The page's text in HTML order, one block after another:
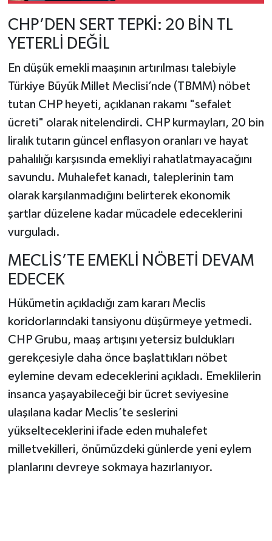
CHP’DEN SERT TEPKİ: 20 BİN TL
YETERLİ DEĞİL
En düşük emekli maaşının artırılması talebiyle
Türkiye Büyük Millet Meclisi’nde (TBMM) nöbet
tutan CHP heyeti, açıklanan rakamı "sefalet
ücreti" olarak nitelendirdi. CHP kurmayları, 20 bin
liralık tutarın güncel enflasyon oranları ve hayat
pahalılığı karşısında emekliyi rahatlatmayacağını
savundu. Muhalefet kanadı, taleplerinin tam
olarak karşılanmadığını belirterek ekonomik
şartlar düzelene kadar mücadele edeceklerini
vurguladı.
MECLİS’TE EMEKLİ NÖBETİ DEVAM
EDECEK
Hükümetin açıkladığı zam kararı Meclis
koridorlarındaki tansiyonu düşürmeye yetmedi.
CHP Grubu, maaş artışını yetersiz buldukları
gerekçesiyle daha önce başlattıkları nöbet
eylemine devam edeceklerini açıkladı. Emeklilerin
insanca yaşayabileceği bir ücret seviyesine
ulaşılana kadar Meclis’te seslerini
yükselteceklerini ifade eden muhalefet
milletvekilleri, önümüzdeki günlerde yeni eylem
planlarını devreye sokmaya hazırlanıyor.